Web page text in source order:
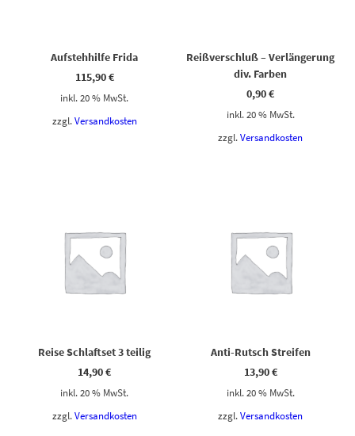
Aufstehhilfe Frida
115,90€
inkl. 20 % MwSt.
zzgl. Versandkosten
Reißverschluß – Verlängerung
div. Farben
0,90€
inkl. 20 % MwSt.
zzgl.Versandkosten
Reise Schlaftset 3 teilig
14,90€
inkl. 20 % MwSt.
zzgl. Versandkosten
Anti-Rutsch Streifen
13,90€
inkl. 20 % MwSt.
zzgl.Versandkosten